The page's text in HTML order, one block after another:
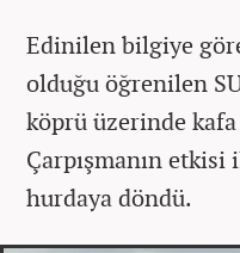
Edinilen bilgiye
olduğu öğrenilen
köprü üzerinde kafa
Çarpışmanın
hurdaya döndü.